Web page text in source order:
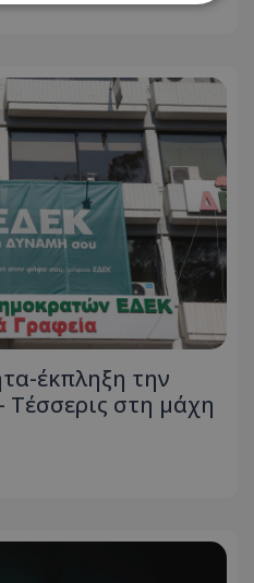
έκπληξη την
Τέσσερις στη μάχη
Λειτουργικότητας
cookies επιτρέπουν
ιστότοπου, όπως τη
λογαριασμού.
να χρησιμοποιηθεί σωστά
cookies.
Προμηθευτής
Πεδίο
.lifenewscy.tothemaonline.com